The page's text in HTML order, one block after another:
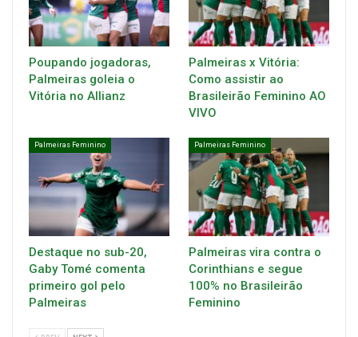
Poupando jogadoras,
Palmeiras goleia o
Vitória no Allianz
Palmeiras x Vitória:
Como assistir ao
Brasileirão Feminino AO
VIVO
Palmeiras Feminino
Destaque no sub-20,
Gaby Tomé comenta
primeiro gol pelo
Palmeiras
Palmeiras Feminino
Palmeiras vira contra o
Corinthians e segue
100% no Brasileirão
Feminino